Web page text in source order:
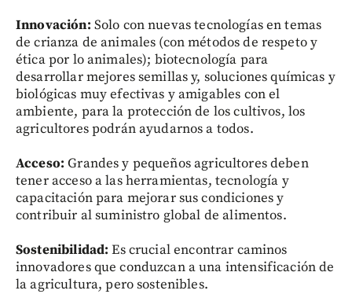
Innovación: Solo con nuevas tecnologías en temas
de crianza de animales (con métodos de respeto y
ética por lo animales); biotecnología para
desarrollar mejores semillas y, soluciones químicas y
biológicas muy efectivas y amigables con el
ambiente, para la protección de los cultivos, los
agricultores podrán ayudarnos a todos.
Acceso: Grandes y pequeños agricultores deben
tener acceso a las herramientas, tecnología y
capacitación para mejorar sus condiciones y
contribuir al suministro global de alimentos.
Sostenibilidad: Es crucial encontrar caminos
innovadores que conduzcan a una intensificación de
la agricultura, pero sostenibles.